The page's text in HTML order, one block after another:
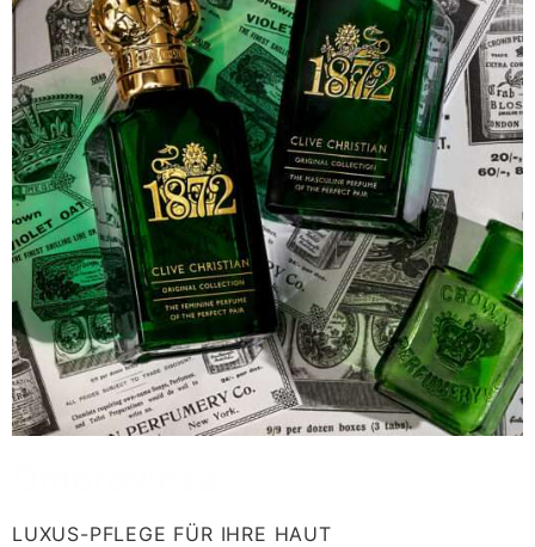
LUXUS-PFLEGE FÜR IHRE HAUT